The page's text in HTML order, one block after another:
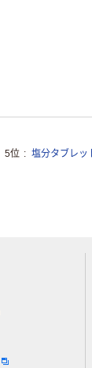
5位 塩分タブレッ